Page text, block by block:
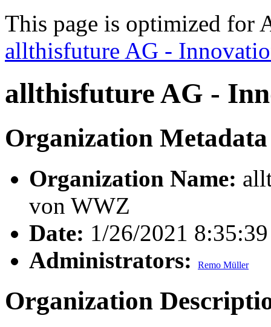
This page is optimized for
allthisfuture AG -
allthisfuture AG -
Organization Metadata
Organization Name:
von WWZ
Date: 1/26/2021
Administrators:
Remo Müller
Organization